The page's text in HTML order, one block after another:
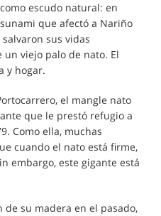
escudo natural: en
que afectó a Nariño
sus vidas
viejo palo de nato. El
y hogar.
el mangle nato
que le prestó refugio a
Como ella, muchas
cuando el nato está firme,
embargo, este gigante está
de su madera en el pasado,